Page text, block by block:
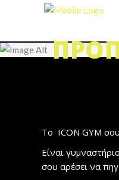
Το ICON GYM
Είναι
σου αρέσει να